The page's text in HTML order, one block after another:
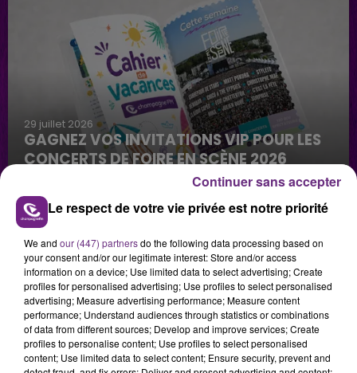
29 juillet 2026
GAGNEZ VOS INVITATIONS VIP POUR LES
CONCERTS DE FOIRE EN SCÈNE 2026
29 juillet 2026
GAGNEZ VOTRE SÉJOUR AU CENTER
PARCS DU LAC D’AILETTE AVEC
CHAMPAGNE FM
Le respect de votre vie privée est notre priorité
We and our (447) partnersdo the following data processing based on
your consent and/or our legitimate interest: Store and/or access
information on a device; Use limited data to select advertising; Create
profiles for personalised advertising; Use profiles to select personalised
advertising; Measure advertising performance; Measure content
performance; Understand audiences through statistics or combinations
of data from different sources; Develop and improve services; Create
profiles to personalise content; Use profiles to select personalised
content; Use limited data to select content; Ensure security, prevent and
Continuer sans accepter